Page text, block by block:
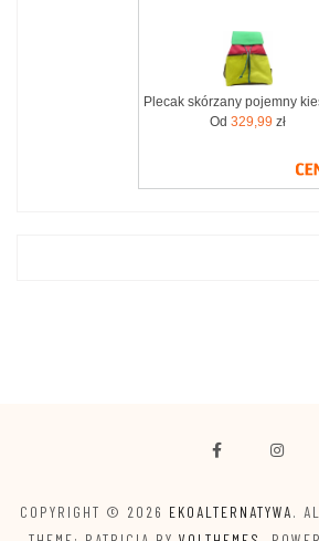
Od 329,99 zł
COPYRIGHT © 2026 EKOALTERNATYWA.